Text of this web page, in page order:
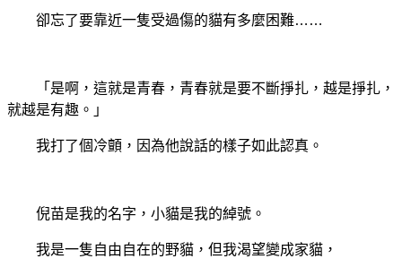
卻忘了要靠近一隻受過傷的貓有多麼困難……
「是啊，這就是青春，青春就是要不斷掙扎，越是掙扎，
就越是有趣。」
我打了個冷顫，因為他說話的樣子如此認真。
倪苗是我的名字，小貓是我的綽號。
我是一隻自由自在的野貓，但我渴望變成家貓，